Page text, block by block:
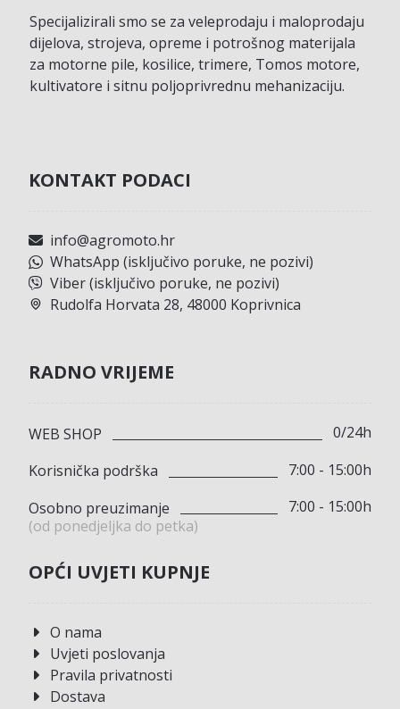
Specijalizirali smo se za veleprodaju i maloprodaju
dijelova, strojeva, opreme i potrošnog materijala
za motorne pile, kosilice, trimere, Tomos motore,
kultivatore i sitnu poljoprivrednu mehanizaciju.
KONTAKT PODACI
info@agromoto.hr
WhatsApp (isključivo poruke, ne pozivi)
Viber (isključivo poruke, ne pozivi)
Rudolfa Horvata 28, 48000 Koprivnica
RADNO VRIJEME
WEB SHOP
0/24h
Korisnička podrška
7:00 - 15:00h
Osobno preuzimanje
(od ponedjeljka do petka)
7:00 - 15:00h
OPĆI UVJETI KUPNJE
O nama
Uvjeti poslovanja
Pravila privatnosti
Dostava